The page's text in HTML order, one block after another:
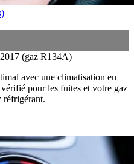
(gaz R134A)
avec une climatisation en
pour les fuites et votre gaz
réfrigérant.